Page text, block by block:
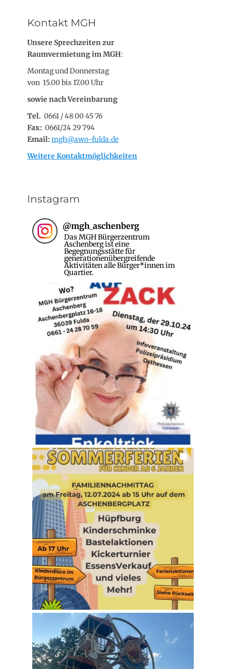
Kontakt MGH
Unsere Sprechzeiten zur
Raumvermietung im MGH:
Montag und Donnerstag
von 15.00 bis 17.00 Uhr
sowie nach Vereinbarung
Tel. 0661 / 48 00 45 76
Fax: 0661/24 29 794
Email: mgh@awo-fulda.de
Weitere Kontaktmöglichkeiten
Instagram
@mgh_aschenberg
Das MGH Bürgerzentrum
Aschenberg ist eine
Begegnungsstätte für
generationenübergreifende
Aktivitäten alle Bürger*innen im
Quartier.